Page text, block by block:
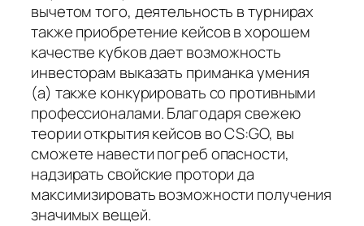
вычетом того, деятельность в турнирах
также приобретение кейсов в хорошем
качестве кубков дает возможность
инвесторам выказать приманка умения
(а) также конкурировать со противными
профессионалами. Благодаря свежею
теории открытия кейсов во CS:GO, вы
сможете навести погреб опасности,
надзирать свойские протори да
максимизировать возможности получения
значимых вещей.